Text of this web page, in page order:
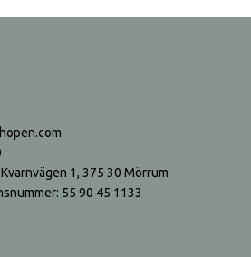
1, 375 30 Mörrum
55 90 45 1133